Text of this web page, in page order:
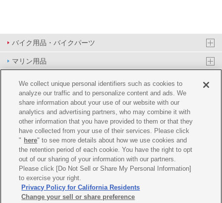
バイク用品・バイクパーツ
マリン用品
PAS/YPJ用品
その他用品
イベント&エンターテイメント
オンラインショップ
企業情報
ご利用規約 推薦環境 プライバシーポリシー Cookie ポリシー
We collect unique personal identifiers such as cookies to
analyze our traffic and to personalize content and ads. We
share information about your use of our website with our
analytics and advertising partners, who may combine it with
other information that you have provided to them or that they
have collected from your use of their services. Please click
" here" to see more details about how we use cookies and
the retention period of each cookie. You have the right to opt
out of our sharing of your information with our partners.
Please click [Do Not Sell or Share My Personal Information]
to exercise your right.
Privacy Policy for California Residents
Change your sell or share preference